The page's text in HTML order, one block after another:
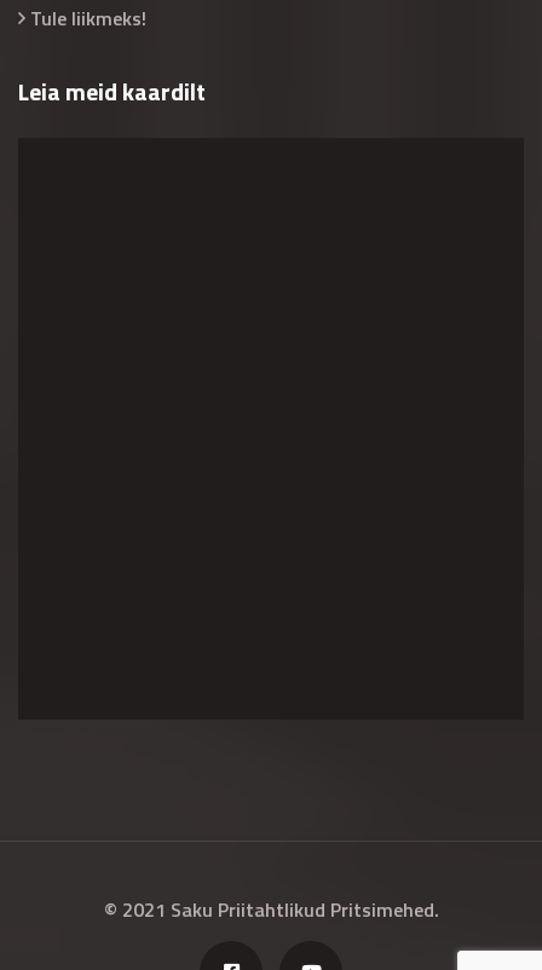
Tule liikmeks!
Leia meid kaardilt
© 2021 Saku Priitahtlikud Pritsimehed.